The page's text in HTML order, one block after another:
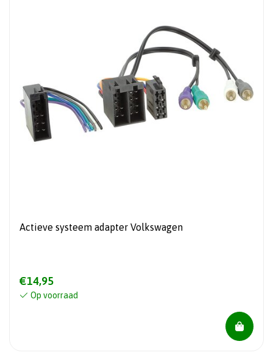
Actieve systeem adapter Volkswagen
€14,95
Op voorraad